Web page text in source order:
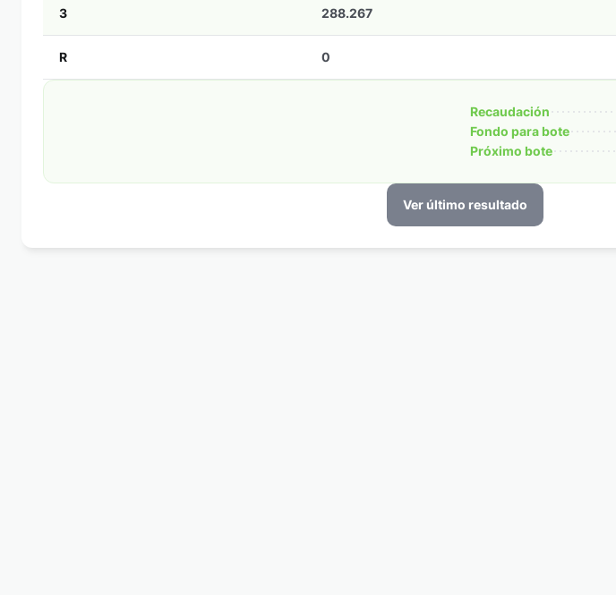
3 288.267
R 0
Recaudación
Fondo para bote
Próximo bote
Ver último resultado